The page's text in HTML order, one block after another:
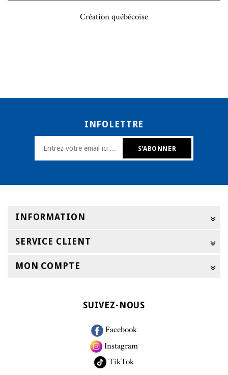
Création québécoise
INFOLETTRE
INFORMATION
SERVICE CLIENT
MON COMPTE
SUIVEZ-NOUS
Facebook
Instagram
TikTok